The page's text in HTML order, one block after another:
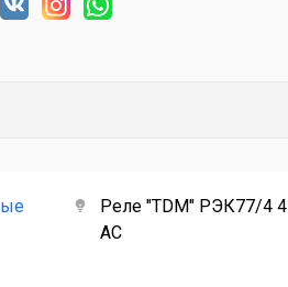
Реле "TDM" РЭК77/4
AC